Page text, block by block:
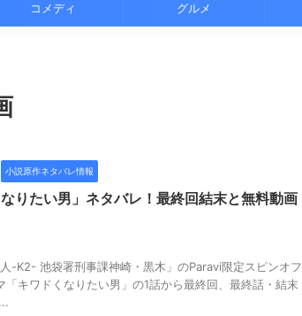
コメディ グルメ
小説原作ネタバレ情報
りたい男」ネタバレ！最終回結末と無料動画
-K2- 池袋署刑事課神崎・黒木」のParavi限定スピンオフ
「キワドくなりたい男」の1話から最終回、最終話・結末